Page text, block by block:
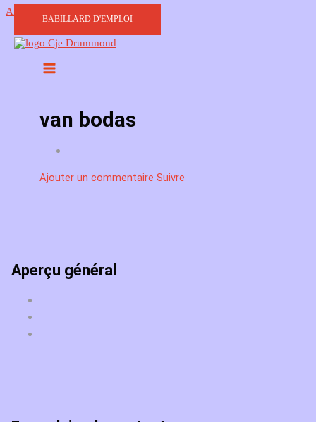
Aller au contenu
BABILLARD D'EMPLOI
van bodas
Ajouter un commentaire Suivre
Aperçu général